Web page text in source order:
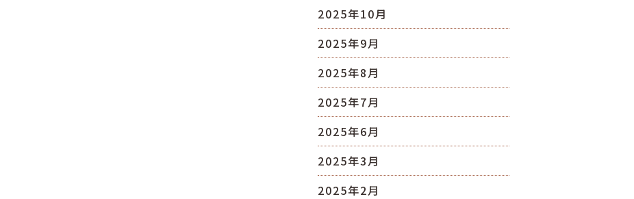
2025年10月
2025年9月
2025年8月
2025年7月
2025年6月
2025年3月
2025年2月